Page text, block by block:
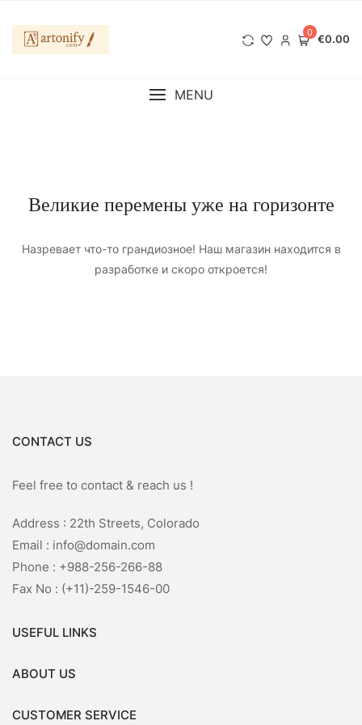
содержимому
0 €0.00
MENU
Великие перемены уже на горизонте
Назревает что-то грандиозное! Наш магазин находится в
разработке и скоро откроется!
CONTACT US
Feel free to contact & reach us !
Address : 22th Streets, Colorado
Email : info@domain.com
Phone : +988-256-266-88
Fax No : (+11)-259-1546-00
USEFUL LINKS
ABOUT US
CUSTOMER SERVICE